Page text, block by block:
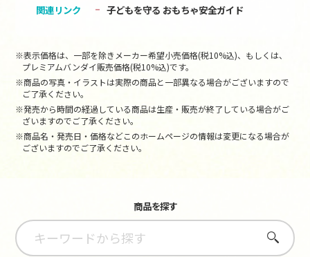
関連リンク
子どもを守る おもちゃ安全ガイド
※表示価格は、一部を除きメーカー希望小売価格(税10%込)、もしくは、
プレミアムバンダイ販売価格(税10%込)です。
※商品の写真・イラストは実際の商品と一部異なる場合がございますので
ご了承ください。
※発売から時間の経過している商品は生産・販売が終了している場合がご
ざいますのでご了承ください。
※商品名・発売日・価格などこのホームページの情報は変更になる場合が
ございますのでご了承ください。
商品を探す
さがす